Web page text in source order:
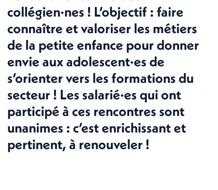
collégien·nes ! L’objectif : faire
connaître et valoriser les métiers
de la petite enfance pour donner
envie aux adolescent·es de
s’orienter vers les formations du
secteur ! Les salarié·es qui ont
participé à ces rencontres sont
unanimes : c’est enrichissant et
pertinent, à renouveler !